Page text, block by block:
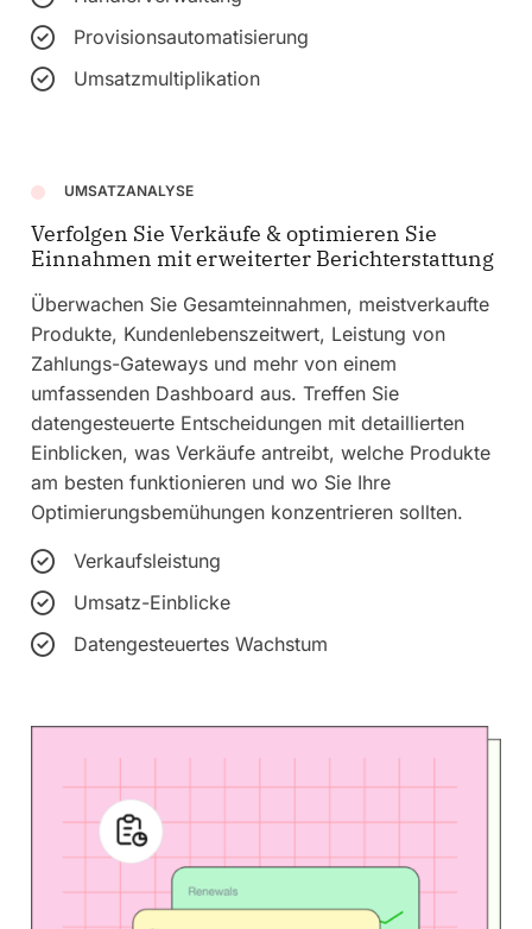
Provisionsautomatisierung
Umsatzmultiplikation
UMSATZANALYSE
Verfolgen Sie Verkäufe & optimieren Sie
Einnahmen mit erweiterter Berichterstattung
Überwachen Sie Gesamteinnahmen, meistverkaufte
Produkte, Kundenlebenszeitwert, Leistung von
Zahlungs-Gateways und mehr von einem
umfassenden Dashboard aus. Treffen Sie
datengesteuerte Entscheidungen mit detaillierten
Einblicken, was Verkäufe antreibt, welche Produkte
am besten funktionieren und wo Sie Ihre
Optimierungsbemühungen konzentrieren sollten.
Verkaufsleistung
Umsatz-Einblicke
Datengesteuertes Wachstum